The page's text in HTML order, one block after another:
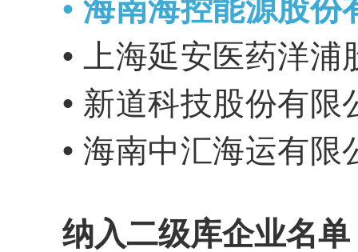
•海南海控能源股份
• 上海延安医药洋浦
• 新道科技股份有限
• 海南中汇海运有限
纳入二级库企业名单